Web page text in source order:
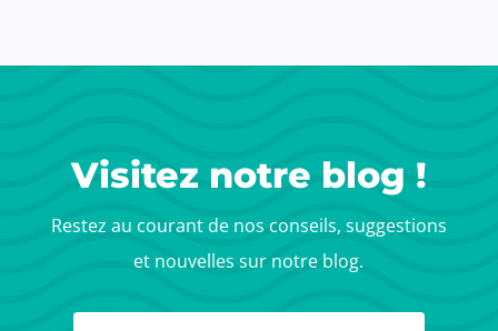
Visitez notre blog !
Restez au courant de nos conseils, suggestions
et nouvelles sur notre blog.